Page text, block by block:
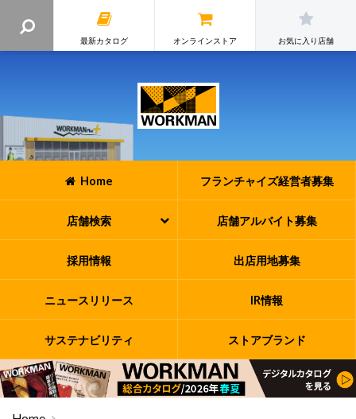
最新カタログ オンラインストア お気に入り店舗
Home フランチャイズ経営者募集
店舗検索 店舗アルバイト募集
採用情報 出店用地募集
ニュースリリース IR情報
サステナビリティ ストアブランド